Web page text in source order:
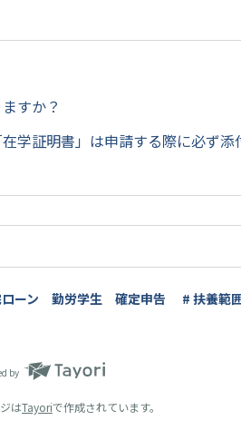
すか？
学証明書」は申請する際に必ず添
ーン 勤労学生 確定申告 # 扶養範
by
はTayoriで作成されています。